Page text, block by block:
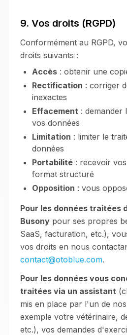
9. Vos droits (RGPD)
Conformément au RGPD,
droits suivants :
Accès : obtenir une
Rectification : corriger
inexactes
Effacement : demander
vos données
Limitation : limiter le
données
Portabilité : recevoir
format structuré
Opposition : vous
Pour les données traitées
Busony pour ses propres
SaaS, facturation, etc.),
vos droits en nous
contact@otoblue.com.
Pour les données vous
traitées via un assistant
mis en place par l'un de
exemple votre vétérinaire,
etc.), vos demandes